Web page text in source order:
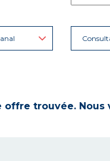
offre trouvée. Nous